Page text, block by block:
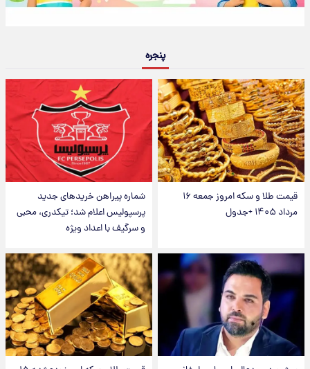
پنجره
قیمت طلا و سکه امروز جمعه ۱۶
مرداد ۱۴۰۵ +جدول
شماره پیراهن خریدهای جدید
پرسپولیس اعلام شد؛ تیکدری، محبی
و سرگیف با اعداد ویژه